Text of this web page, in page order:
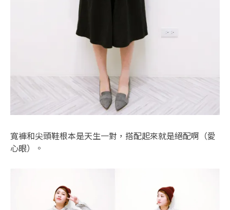
寬褲和尖頭鞋根本是天生一對，搭配起來就是絕配啊（愛
心眼）。